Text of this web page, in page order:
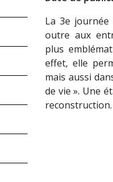
La 3e journée
outre aux
plus
effet, elle
mais aussi
de vie ». Une
reconstruction.